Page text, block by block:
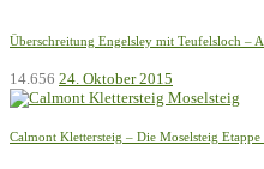
Überschreitung Engelsley mit Teufelsloch –
14.656 24. Oktober 2015
Calmont Klettersteig – Die Moselsteig